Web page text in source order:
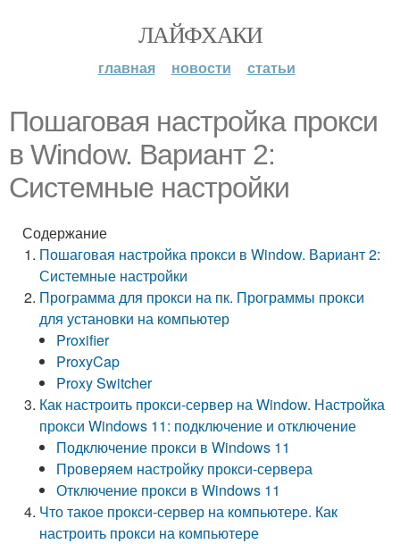
ЛАЙФХАКИ
главная новости статьи
Пошаговая настройка прокси
в Window. Вариант 2:
Системные настройки
Содержание
Пошаговая настройка прокси в Window. Вариант 2:
Системные настройки
Программа для прокси на пк. Программы прокси
для установки на компьютер
Proxifier
ProxyCap
Proxy Switcher
Как настроить прокси-сервер на Window. Настройка
прокси Windows 11: подключение и отключение
Подключение прокси в Windows 11
Проверяем настройку прокси-сервера
Отключение прокси в Windows 11
Что такое прокси-сервер на компьютере. Как
настроить прокси на компьютере